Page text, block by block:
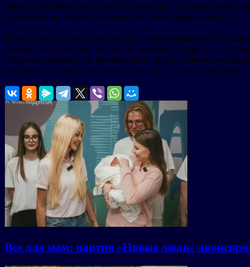
Жители Челябинска перестали ходить в торговые
причиной эксперты называют не боязнь коронавируса, а
При этом отток посетителей был неравномерным. По
процентов. Крупные моллы, например, «Алмаз» и
«Черную пятницу» в челябинских ТРК растянули на
наблюдался лишь в июле-августе 2020-го, когда
Все для мам: партия «Новые люди»